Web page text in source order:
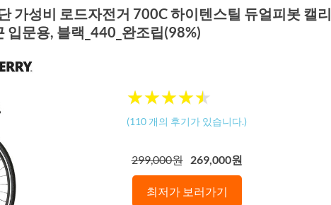
가성비 로드자전거 700C 하이텐스틸 듀얼피봇 캘리
입문용, 블랙_440_완조립(98%)
★★★★★
★★★★★
(110 개의 후기가 있습니다.)
299,000원 269,000원
최저가 보러가기